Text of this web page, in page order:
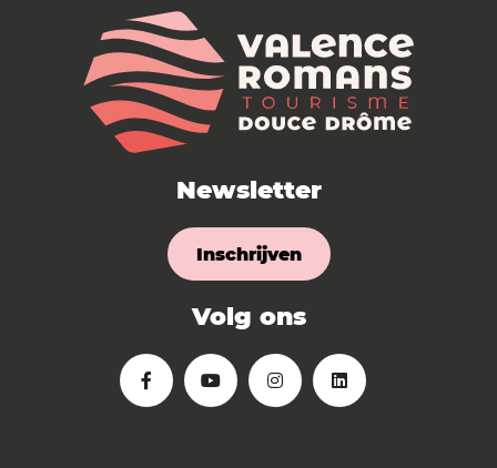
Newsletter
Inschrijven
Volg ons